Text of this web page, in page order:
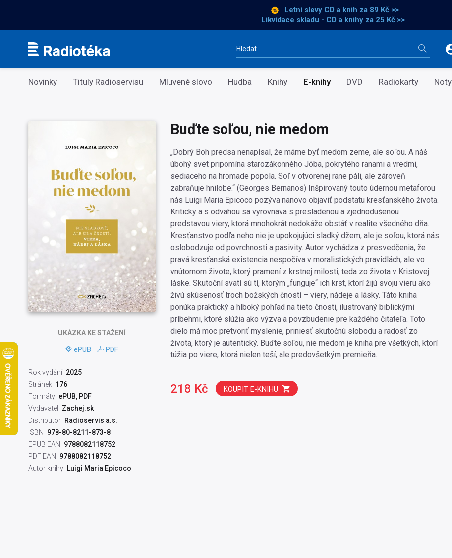
Letní slevy CD a knih za 89 Kč >>
Likvidace skladu - CD a knihy za 25 Kč >>
Vyhledávání
Kategorie
Novinky Tituly Radioservisu Mluvené slovo Hudba Knihy E-knihy DVD Radiokarty Noty
UKÁZKAKE STAŽENÍ
ePUB PDF
Rok vydání 2025
Stránek 176
Formáty ePUB, PDF
Vydavatel
Zachej.sk
Distributor Radioservis a.s.
ISBN
978-80-8211-873-8
EPUB EAN
9788082118752
PDF EAN
9788082118752
Autor knihy Luigi Maria Epicoco
Buďte soľou, nie medom
„Dobrý Boh predsa nenapísal, že máme byť medom zeme, ale soľou. A náš
úbohý svet pripomína starozákonného Jóba, pokrytého ranami a vredmi,
sediaceho na hromade popola. Soľ v otvorenej rane páli, ale zároveň
zabraňuje hnilobe.“ (Georges Bernanos) Inšpirovaný touto údernou metaforou
nás Luigi Maria Epicoco pozýva nanovo objaviť podstatu kresťanského života.
Kriticky a s odvahou sa vyrovnáva s presladenou a zjednodušenou
predstavou viery, ktorá mnohokrát nedokáže obstáť v realite všedného dňa.
Kresťanstvo podľa neho nie je upokojujúci sladký džem, ale je soľou, ktorá nás
oslobodzuje od povrchnosti a pasivity. Autor vychádza z presvedčenia, že
pravá kresťanská existencia nespočíva v moralistických pravidlách, ale vo
vnútornom živote, ktorý pramení z krstnej milosti, teda zo života v Kristovej
láske. Skutoční svätí sú tí, ktorým „funguje“ ich krst, ktorí žijú svoju vieru ako
živú skúsenosť troch božských čností – viery, nádeje a lásky. Táto kniha
ponúka praktický a hlboký pohľad na tieto čnosti, ilustrovaný biblickými
príbehmi, ktoré slúžia ako výzva a povzbudenie pre každého čitateľa. Toto
dielo má moc pretvoriť myslenie, priniesť skutočnú slobodu a radosť zo
života, ktorý je autentický. Buďte soľou, nie medom je kniha pre všetkých, ktorí
túžia po viere, ktorá nielen teší, ale predovšetkým premieňa.
218 Kč KOUPIT E-KNIHU